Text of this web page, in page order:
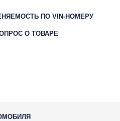
ПО VIN-НОМЕРУ
О ТОВАРЕ